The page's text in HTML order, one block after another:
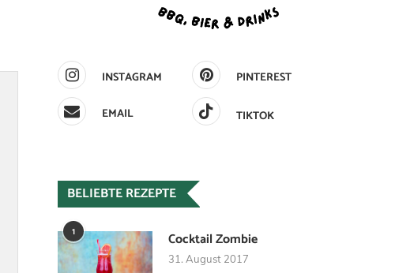
INSTAGRAM
PINTEREST
EMAIL
TIKTOK
BELIEBTE REZEPTE
1 Cocktail Zombie
31. August 2017